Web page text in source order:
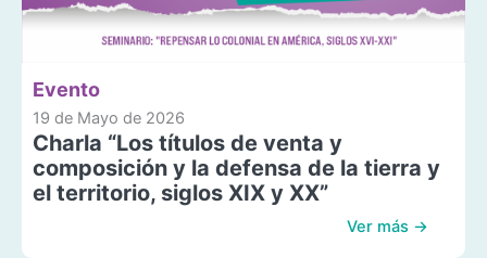
Evento
19 de Mayo de 2026
Charla “Los títulos de venta y
composición y la defensa de la tierra y
el territorio, siglos XIX y XX”
Ver más →